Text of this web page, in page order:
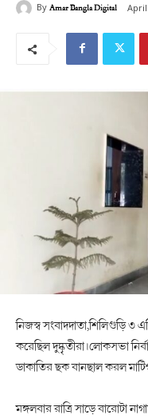
By Amar Bangla Digital April
নিজস্ব সংবাদদাতা,শিলিগুড়ি ৩
করেছিল দুষ্কৃতীরা।লোকসভা
ডাকাতির ছক বানছাল করল
মঙ্গলবার রাত্রি সাড়ে বারোটা